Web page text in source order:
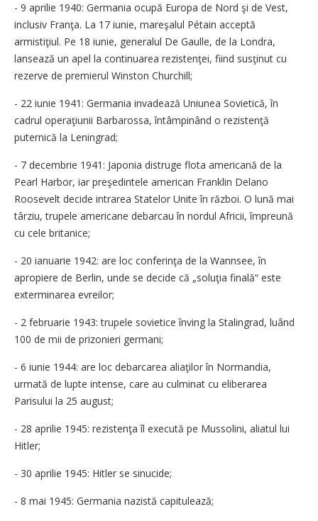
- 9 aprilie 1940: Germania ocupă Europa de Nord şi de Vest,
inclusiv Franţa. La 17 iunie, mareşalul Pétain acceptă
armistiţiul. Pe 18 iunie, generalul De Gaulle, de la Londra,
lansează un apel la continuarea rezistenţei, fiind susţinut cu
rezerve de premierul Winston Churchill;
- 22 iunie 1941: Germania invadează Uniunea Sovietică, în
cadrul operaţiunii Barbarossa, întâmpinând o rezistenţă
puternică la Leningrad;
- 7 decembrie 1941: Japonia distruge flota americană de la
Pearl Harbor, iar preşedintele american Franklin Delano
Roosevelt decide intrarea Statelor Unite în război. O lună mai
târziu, trupele americane debarcau în nordul Africii, împreună
cu cele britanice;
- 20 ianuarie 1942: are loc conferinţa de la Wannsee, în
apropiere de Berlin, unde se decide că „soluţia finală“ este
exterminarea evreilor;
- 2 februarie 1943: trupele sovietice înving la Stalingrad, luând
100 de mii de prizonieri germani;
- 6 iunie 1944: are loc debarcarea aliaţilor în Normandia,
urmată de lupte intense, care au culminat cu eliberarea
Parisului la 25 august;
- 28 aprilie 1945: rezistenţa îl execută pe Mussolini, aliatul lui
Hitler;
- 30 aprilie 1945: Hitler se sinucide;
- 8 mai 1945: Germania nazistă capitulează;